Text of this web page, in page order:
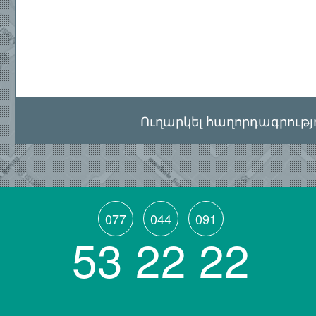
Ուղարկել
077 044 091
53 22 22